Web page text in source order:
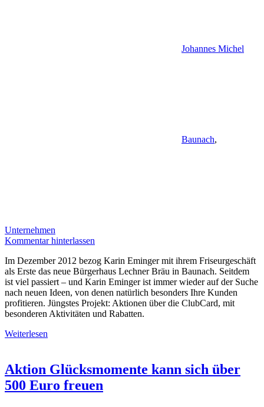
Johannes Michel
Baunach,
Unternehmen
Kommentar hinterlassen
Im Dezember 2012 bezog Karin Eminger mit ihrem Friseurgeschäft
als Erste das neue Bürgerhaus Lechner Bräu in Baunach. Seitdem
ist viel passiert – und Karin Eminger ist immer wieder auf der Suche
nach neuen Ideen, von denen natürlich besonders Ihre Kunden
profitieren. Jüngstes Projekt: Aktionen über die ClubCard, mit
besonderen Aktivitäten und Rabatten.
Weiterlesen
Aktion Glücksmomente kann sich über
500 Euro freuen